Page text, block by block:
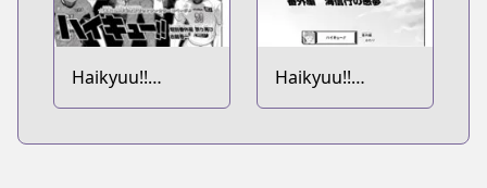
Haikyuu!!
Tokubetsu
Haikyuu!!
Bangai-hen: